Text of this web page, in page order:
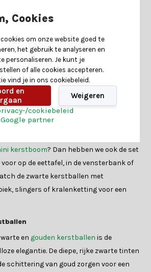
in jouw kerstboom? Je leest het
of glas?
kerstballen bestaat uit verschillende
afwerking. Zo is er keuze uit zowel
kunststof , glanzend of mat, glitters
het allemaal. We bieden het gemak
in het zwart. Zo heb je een selectie
kerstboom? Dan hebben we ook de set
voor op de eettafel, in de vensterbank of
de zwarte kerstballen met
slingers of kralenketting voor een
en gouden kerstballen is de
elegantie. De diepe, rijke zwarte tinten
schittering van goud zorgen voor een
Cookies
om onze website goed te
het gebruik te analyseren en
personaliseren. Je kunt je
of alle cookies accepteren.
vind je in ons cookiebeleid.
en
Weigeren
cookiebeleid
partner